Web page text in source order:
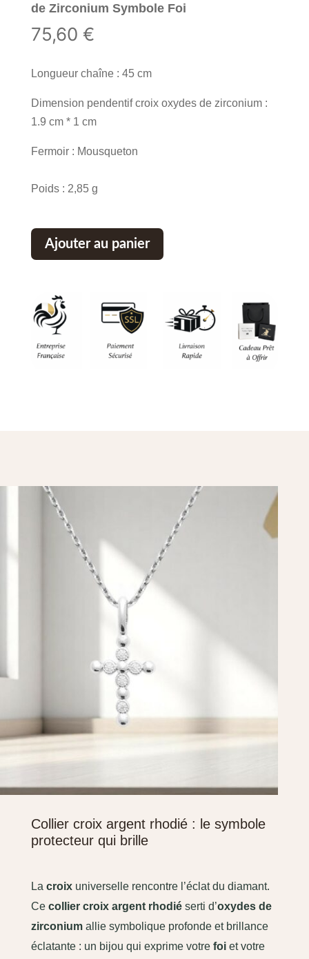
de Zirconium Symbole Foi
75,60 €
Longueur chaîne : 45 cm
Dimension pendentif croix oxydes de zirconium :
1.9 cm * 1 cm
Fermoir : Mousqueton
Poids : 2,85 g
Ajouter au panier
Collier croix argent rhodié : le symbole
protecteur qui brille
La croixuniverselle rencontre l’éclat du diamant.
Ce collier croix argent rhodiéserti d’oxydes de
zirconiumallie symbolique profonde et brillance
éclatante : un bijou qui exprime votre foiet votre